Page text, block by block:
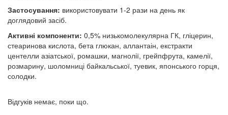
Застосування: використовувати 1-2 рази на день як
доглядовий засіб.
Активні компоненти: 0,5% низькомолекулярна ГК, гліцерин,
стеаринова кислота, бета глюкан, аллантаін, екстракти
центелли азіатської, ромашки, магнолії, грейпфрута, камелії,
розмарину, шоломниці байкальської, туевик, японського горця,
солодки.
Відгуків немає, поки що.